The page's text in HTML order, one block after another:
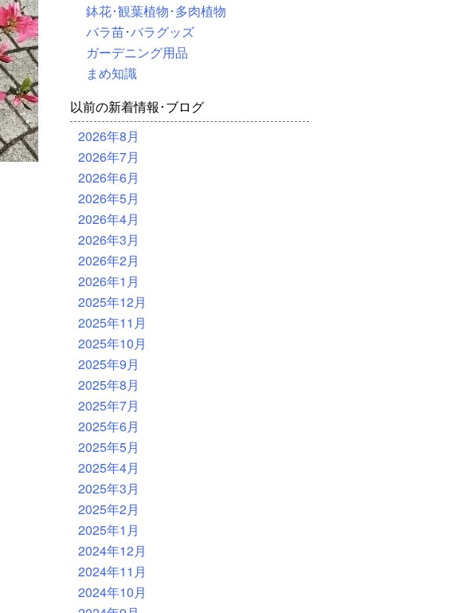
鉢花･観葉植物･多肉植物
バラ苗･バラグッズ
ガーデニング用品
まめ知識
以前の新着情報･ブログ
2026年8月
2026年7月
2026年6月
2026年5月
2026年4月
2026年3月
2026年2月
2026年1月
2025年12月
2025年11月
2025年10月
2025年9月
2025年8月
2025年7月
2025年6月
2025年5月
2025年4月
2025年3月
2025年2月
2025年1月
2024年12月
2024年11月
2024年10月